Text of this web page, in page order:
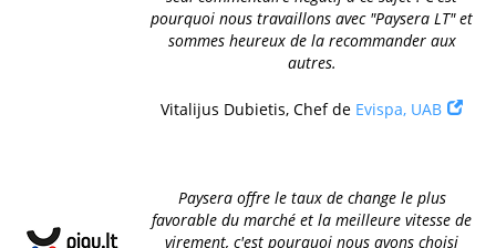
pourquoi nous travaillons avec "Paysera LT" et
sommes heureux de la recommander aux
autres.
Vitalijus Dubietis, Chef de Evispa, UAB
Paysera offre le taux de change le plus
favorable du marché et la meilleure vitesse de
virement, c'est pourquoi nous avons choisi